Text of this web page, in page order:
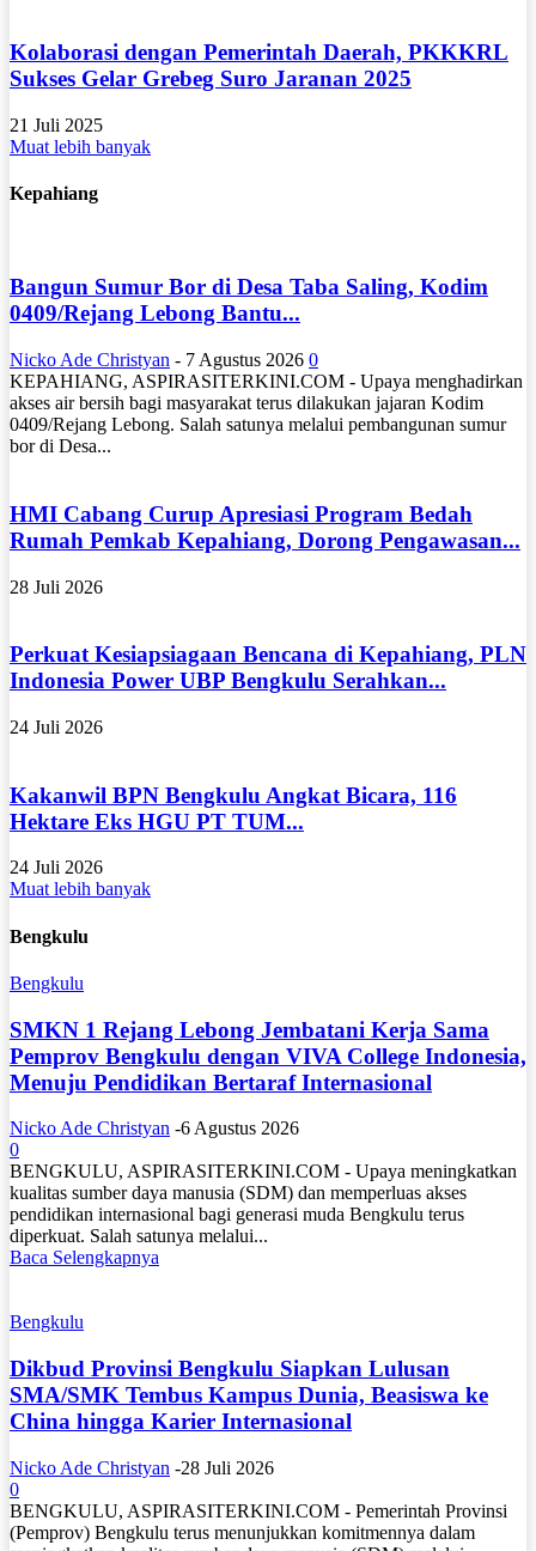
Kolaborasi dengan Pemerintah Daerah, PKKKRL
Sukses Gelar Grebeg Suro Jaranan 2025
21 Juli 2025
Muat lebih banyak
Kepahiang
Bangun Sumur Bor di Desa Taba Saling, Kodim
0409/Rejang Lebong Bantu...
Nicko Ade Christyan - 7 Agustus 2026 0
KEPAHIANG, ASPIRASITERKINI.COM - Upaya menghadirkan
akses air bersih bagi masyarakat terus dilakukan jajaran Kodim
0409/Rejang Lebong. Salah satunya melalui pembangunan sumur
bor di Desa...
HMI Cabang Curup Apresiasi Program Bedah
Rumah Pemkab Kepahiang, Dorong Pengawasan...
28 Juli 2026
Perkuat Kesiapsiagaan Bencana di Kepahiang, PLN
Indonesia Power UBP Bengkulu Serahkan...
24 Juli 2026
Kakanwil BPN Bengkulu Angkat Bicara, 116
Hektare Eks HGU PT TUM...
24 Juli 2026
Muat lebih banyak
Bengkulu
Bengkulu
SMKN 1 Rejang Lebong Jembatani Kerja Sama
Pemprov Bengkulu dengan VIVA College Indonesia,
Menuju Pendidikan Bertaraf Internasional
Nicko Ade Christyan -6 Agustus 2026
0
BENGKULU, ASPIRASITERKINI.COM - Upaya meningkatkan
kualitas sumber daya manusia (SDM) dan memperluas akses
pendidikan internasional bagi generasi muda Bengkulu terus
diperkuat. Salah satunya melalui...
Baca Selengkapnya
Bengkulu
Dikbud Provinsi Bengkulu Siapkan Lulusan
SMA/SMK Tembus Kampus Dunia, Beasiswa ke
China hingga Karier Internasional
Nicko Ade Christyan -28 Juli 2026
0
BENGKULU, ASPIRASITERKINI.COM - Pemerintah Provinsi
(Pemprov) Bengkulu terus menunjukkan komitmennya dalam